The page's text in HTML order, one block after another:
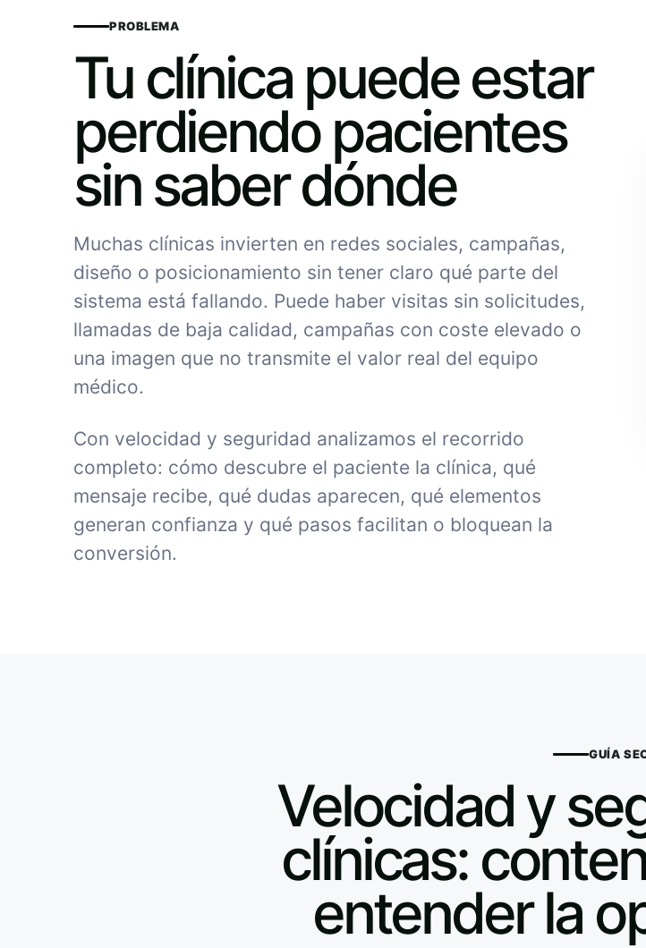
PROBLEMA
Tu clínica puede estar
perdiendo pacientes
sin saber dónde
Muchas clínicas invierten en redes sociales, campañas,
diseño o posicionamiento sin tener claro qué parte del
sistema está fallando. Puede haber visitas sin solicitudes,
llamadas de baja calidad, campañas con coste elevado o
una imagen que no transmite el valor real del equipo
médico.
Con velocidad y seguridad analizamos el recorrido
completo: cómo descubre el paciente la clínica, qué
mensaje recibe, qué dudas aparecen, qué elementos
generan confianza y qué pasos facilitan o bloquean la
conversión.
GUÍA
Velocidad y
clínicas:
entender la